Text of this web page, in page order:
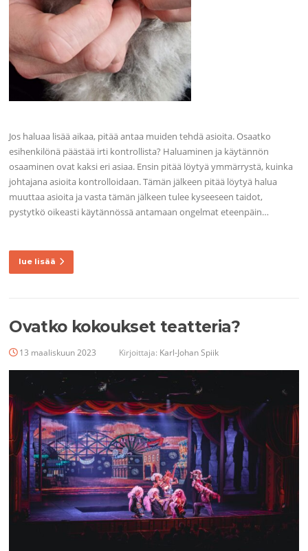
Jos haluaa lisää aikaa, pitää antaa muiden tehdä asioita. Osaatko
esihenkilönä päästää irti kontrollista? Haluaminen ja käytännön
osaaminen ovat kaksi eri asiaa. Ensin pitää löytyä ymmärrystä, kuinka
johtajana asioita kontrolloidaan. Tämän jälkeen pitää löytyä halua
muuttaa asioita ja vasta tämän jälkeen tulee kyseeseen taidot,
pystytkö oikeasti käytännössä antamaan ongelmat eteenpäin…
lue lisää
Ovatko kokoukset teatteria?
13 maaliskuun 2023 Kirjoittaja: Karl-Johan Spiik